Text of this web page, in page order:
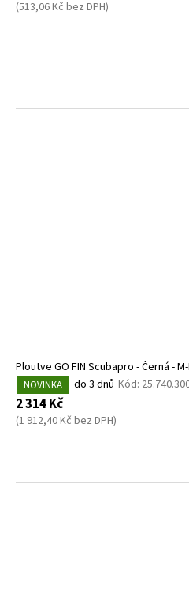
(513,06 Kč bez DPH)
Ploutve GO FIN Scubapro - Černá -
NOVINKA do 3 dnů Kód:
2 314 Kč
(1 912,40 Kč bez DPH)